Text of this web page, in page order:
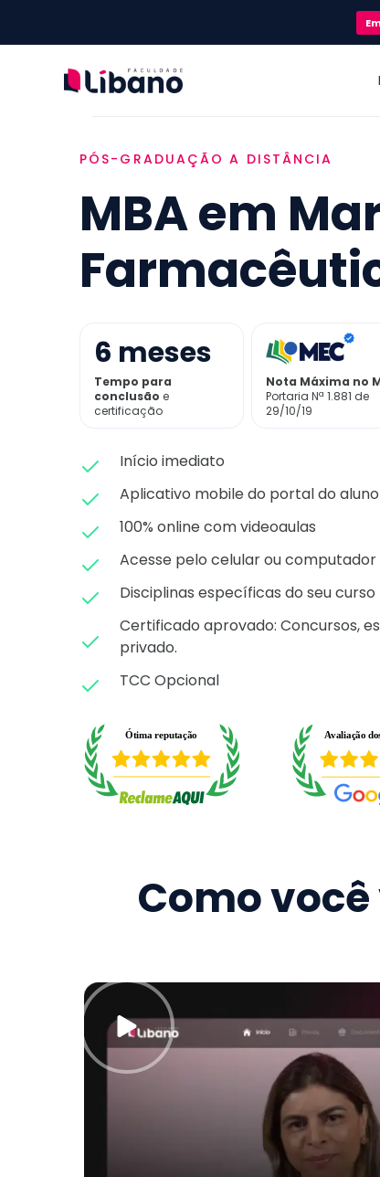
PÓS-GRADUAÇÃO A DISTÂNCIA
MBA em
6 meses
Tempo para
conclusão e
certificação
Nota Máxima no
Portaria Nª 1.881 de
29/10/19
Início imediato
Aplicativo mobile do portal do aluno
100% online com videoaulas
Acesse pelo celular ou computador
Disciplinas específicas do seu curso
Certificado aprovado: Concursos,
privado.
TCC Opcional
Como